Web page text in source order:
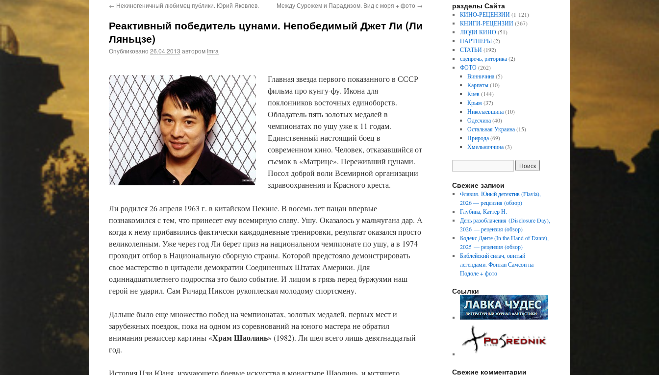
← Некиногеничный любимец публики. Юрий Яковлев. Между Сурожем и Парадизом. Вид с моря + фото →
Реактивный победитель цунами. Непобедимый Джет Ли (Ли
Ляньцзе)
Опубликовано 26.04.2013 автором Imra
Главная звезда первого показанного в СССР
фильма про кунгу-фу. Икона для
поклонников восточных единоборств.
Обладатель пять золотых медалей в
чемпионатах по ушу уже к 11 годам.
Единственный настоящий боец в
современном кино. Человек, отказавшийся от
съемок в «Матрице». Переживший цунами.
Посол доброй воли Всемирной организации
здравоохранения и Красного креста.
Ли родился 26 апреля 1963 г. в китайском Пекине. В восемь лет пацан впервые
познакомился с тем, что принесет ему всемирную славу. Ушу. Оказалось у мальчугана дар. А
когда к нему прибавились фактически каждодневные тренировки, результат оказался просто
великолепным. Уже через год Ли берет приз на национальном чемпионате по ушу, а в 1974
проходит отбор в Национальную сборную страны. Которой предстояло демонстрировать
свое мастерство в цитадели демократии Соединенных Штатах Америки. Для
одиннадцатилетнего подростка это было событие. И лицом в грязь перед буржуями наш
герой не ударил. Сам Ричард Никсон рукоплескал молодому спортсмену.
Дальше было еще множество побед на чемпионатах, золотых медалей, первых мест и
зарубежных поездок, пока на одном из соревнований на юного мастера не обратил
внимания режиссер картины «Храм Шаолинь» (1982). Ли шел всего лишь девятнадцатый
год.
История Цзи Юаня, изучающего боевые искусства в монастыре Шаолинь, и мстящего
разделы Сайта
КИНО-РЕЦЕНЗИИ(1 121)
КНИГИ-РЕЦЕНЗИИ(367)
ЛЮДИ КИНО(51)
ПАРТНЕРЫ(2)
СТАТЬИ(192)
сценречь, риторика(2)
ФОТО(262)
Винничина(5)
Карпаты(10)
Киев(144)
Крым(37)
Николаевщина(10)
Одесчина(40)
Остальная Украина(15)
Природа(69)
Хмельниччина(3)
Свежие записи
Флавия. Юный детектив (Flavia),
2026 — рецензия (обзор)
Глубина, Каттер Н.
День разоблачения (Disclosure Day),
2026 — рецензия (обзор)
Кодекс Данте (In the Hand of Dante),
2025 — рецензия (обзор)
Библейский силач, овитый
легендами. Фонтан Самсон на
Подоле + фото
Ссылки
Свежие комментарии